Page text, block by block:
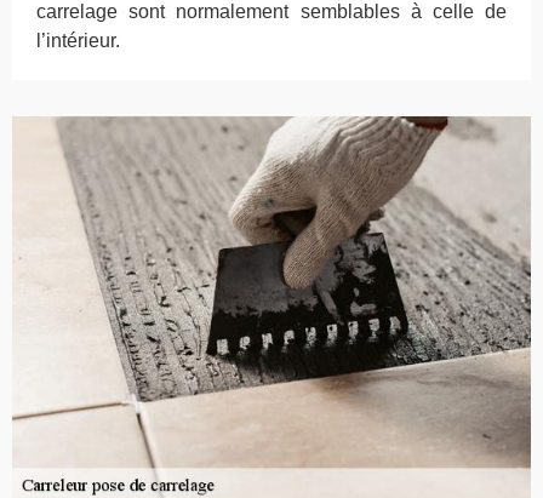
carrelage sont normalement semblables à celle de
l’intérieur.